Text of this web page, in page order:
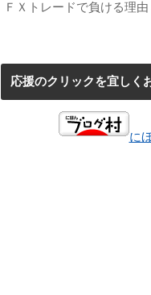
ＦＸトレードで負ける理由
応援のクリックを宜しく
に